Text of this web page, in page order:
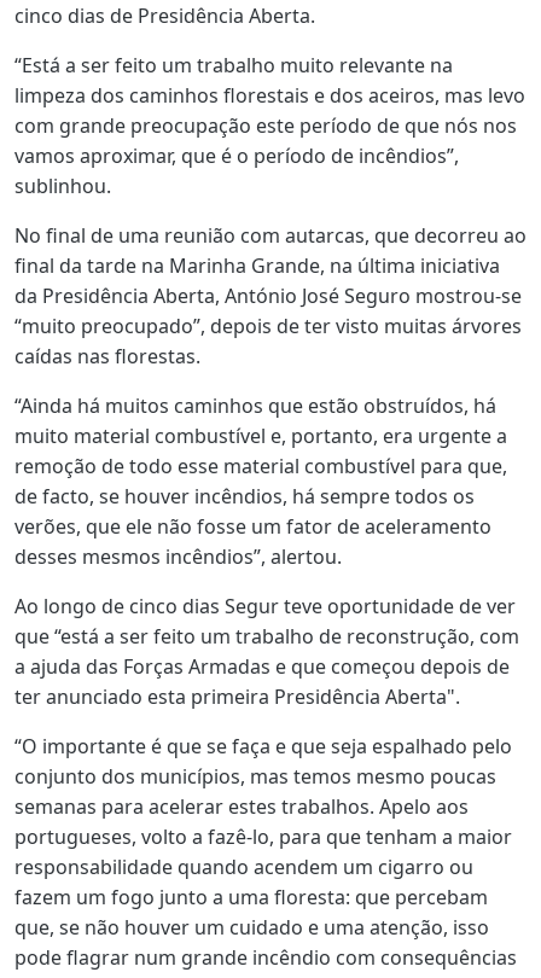
cinco dias de Presidência Aberta.
“Está a ser feito um trabalho muito relevante na
limpeza dos caminhos florestais e dos aceiros, mas levo
com grande preocupação este período de que nós nos
vamos aproximar, que é o período de incêndios”,
sublinhou.
No final de uma reunião com autarcas, que decorreu ao
final da tarde na Marinha Grande, na última iniciativa
da Presidência Aberta, António José Seguro mostrou-se
“muito preocupado”, depois de ter visto muitas árvores
caídas nas florestas.
“Ainda há muitos caminhos que estão obstruídos, há
muito material combustível e, portanto, era urgente a
remoção de todo esse material combustível para que,
de facto, se houver incêndios, há sempre todos os
verões, que ele não fosse um fator de aceleramento
desses mesmos incêndios”, alertou.
Ao longo de cinco dias Segur teve oportunidade de ver
que “está a ser feito um trabalho de reconstrução, com
a ajuda das Forças Armadas e que começou depois de
ter anunciado esta primeira Presidência Aberta".
“O importante é que se faça e que seja espalhado pelo
conjunto dos municípios, mas temos mesmo poucas
semanas para acelerar estes trabalhos. Apelo aos
portugueses, volto a fazê-lo, para que tenham a maior
responsabilidade quando acendem um cigarro ou
fazem um fogo junto a uma floresta: que percebam
que, se não houver um cuidado e uma atenção, isso
pode flagrar num grande incêndio com consequências